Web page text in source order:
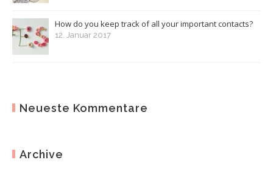
How do you keep track of all your important contacts?
12. Januar 2017
Neueste Kommentare
Archive